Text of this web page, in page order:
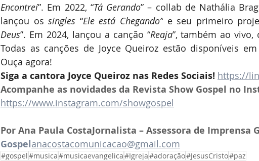
Encontrei”. Em 2022, “Tá Gerando” – collab de Nathália
lançou os singles “Ele está Chegando” e seu primeiro
Deus”. Em 2024, lançou a canção “Reaja”, também ao vivo,
Todas as canções de Joyce Queiroz estão disponíveis
Ouça agora!
Siga a cantora Joyce Queiroz nas Redes Sociais! https://
Acompanhe as novidades da Revista Show Gospel no
https://www.instagram.com/showgospel
Por Ana Paula CostaJornalista – Assessora de Imprensa
Gospelanacostacomunicacao@gmail.com
#gospel#musica#musicaevangelica#Igreja#adoração#JesusCristo#paz